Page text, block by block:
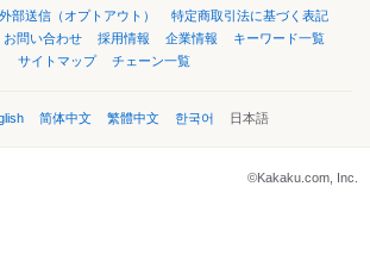
外部送信（オプトアウト）
特定商取引法に基づく表記
お問い合わせ 採用情報 企業情報
キーワード一覧
サイトマップ
チェーン一覧
简体中文 繁體中文 한국어 日本語
©Kakaku.com, Inc.